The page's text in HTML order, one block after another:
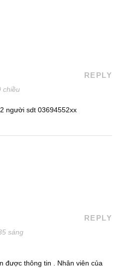
chiều
REPLY
người sdt 03694552xx
sáng
REPLY
được thông tin . Nhân viên của